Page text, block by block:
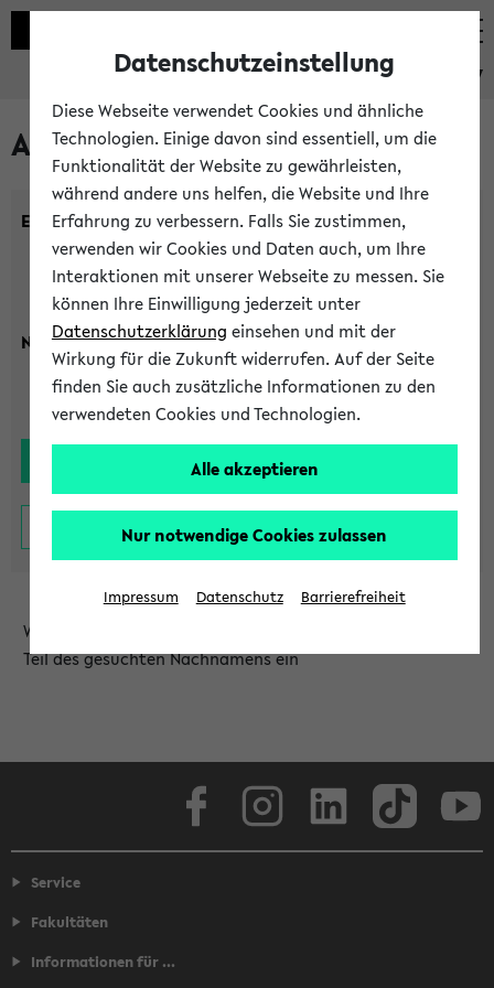
eKVV
Alle Lehrenden
Einrichtung:
Nachname:
Wählen Sie die Einrichtung aus und/oder geben Sie einen
Teil des gesuchten Nachnamens ein
Service
Fakultäten
Informationen für ...
Datenschutzeinstellung
Diese Webseite verwendet Cookies und ähnliche
Technologien. Einige davon sind essentiell, um die
Funktionalität der Website zu gewährleisten,
während andere uns helfen, die Website und Ihre
Erfahrung zu verbessern. Falls Sie zustimmen,
verwenden wir Cookies und Daten auch, um Ihre
Interaktionen mit unserer Webseite zu messen. Sie
können Ihre Einwilligung jederzeit unter
Datenschutzerklärung einsehen und mit der
Wirkung für die Zukunft widerrufen. Auf der Seite
finden Sie auch zusätzliche Informationen zu den
verwendeten Cookies und Technologien.
Alle akzeptieren
Nur notwendige Cookies zulassen
Impressum Datenschutz Barrierefreiheit